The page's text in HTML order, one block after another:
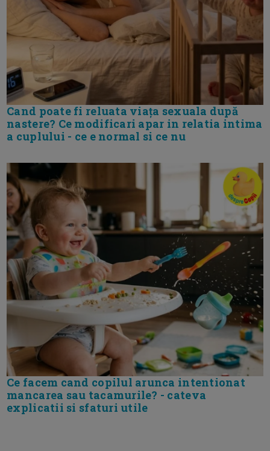
Cand poate fi reluata viața sexuala după
nastere? Ce modificari apar in relatia intima
a cuplului - ce e normal si ce nu
Ce facem cand copilul arunca intentionat
mancarea sau tacamurile? - cateva
explicatii si sfaturi utile